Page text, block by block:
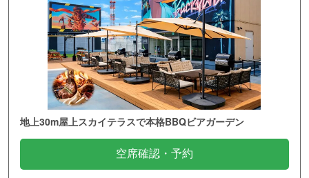
地上30m屋上スカイテラスで本格BBQビアガーデン
空席確認・予約